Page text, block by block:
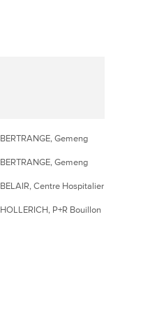
BERTRANGE, Gemeng
BERTRANGE, Gemeng
BELAIR, Centre Hospitalier
HOLLERICH, P+R Bouillon